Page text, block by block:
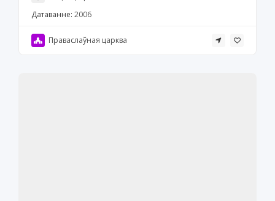
Датаванне: 2006
Праваслаўная царква